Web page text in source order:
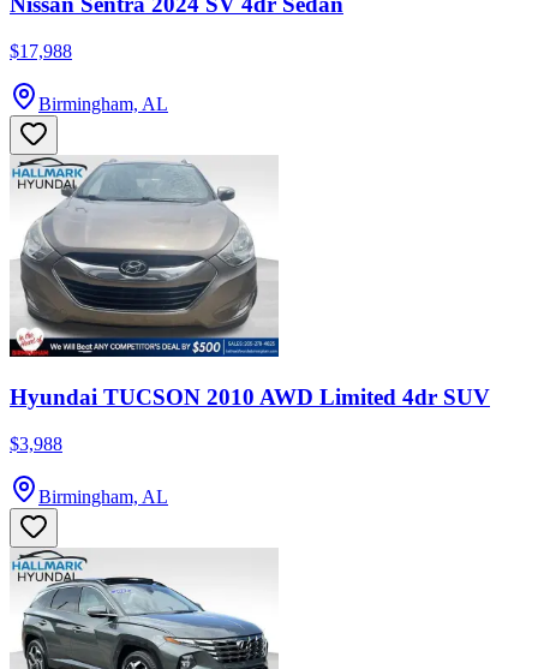
$17,988
Birmingham, AL
Hyundai TUCSON 2010 AWD Limited 4dr SUV
$3,988
Birmingham, AL